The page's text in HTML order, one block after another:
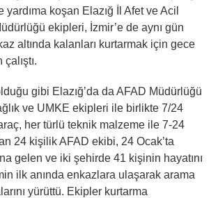
koşan Elazığ İl Afet ve Acil
ekipleri, İzmir’e de aynı gün
altında kalanları kurtarmak için gece
gibi Elazığ’da da AFAD Müdürlüğü
ve UMKE ekipleri ile birlikte 7/24
her türlü teknik malzeme ile 7-24
24 kişilik AFAD ekibi, 24 Ocak’ta
gelen ve iki şehirde 41 kişinin hayatını
ilk anında enkazlara ulaşarak arama
yürüttü. Ekipler kurtarma